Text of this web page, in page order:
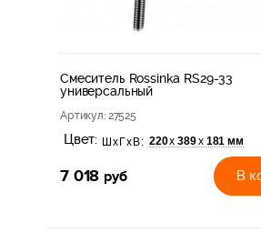
Смеситель Rossinka RS29-33
универсальный
Артикул: 27525
Цвет: ШхГхВ: 220х 389х 181 мм
7 018 руб В